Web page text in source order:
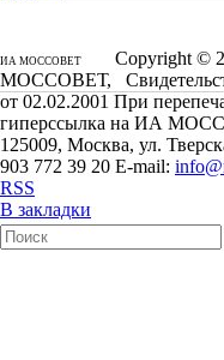
ИА МОССОВЕТ
Copyright ©
МОССОВЕТ,
от 02.02.2001 При
гиперссылка на ИА
125009, Москва, ул.
903 772 39 20 E-mail:
RSS
В закладки